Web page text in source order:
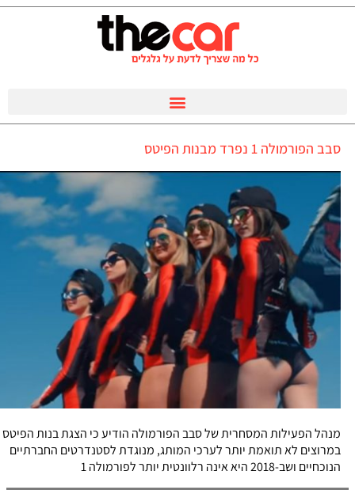
סבב הפורמולה 1 נפרד מבנות הפיטס
מנהל הפעילות המסחרית של סבב הפורמולה הודיע כי הצגת בנות הפיטס
במרוצים לא תואמת יותר לערכי המותג, מנוגדת לסטנדרטים החברתיים
הנוכחיים ושב-2018 היא אינה רלוונטית יותר לפורמולה 1